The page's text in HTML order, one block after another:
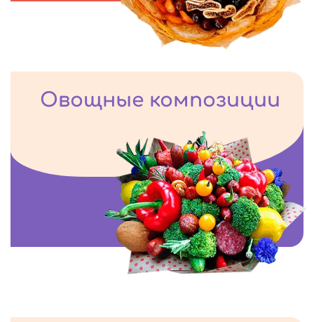
Овощные композиции